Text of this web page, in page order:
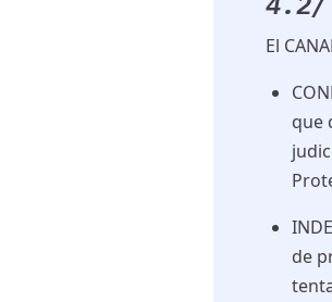
El
que
de